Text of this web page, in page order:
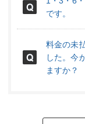
です。
料金の未
した。今
ますか？